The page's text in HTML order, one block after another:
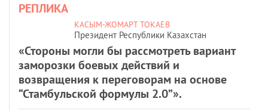
РЕПЛИКА
КАСЫМ-ЖОМАРТ ТОКАЕВ
Президент Республики Казахстан
«Стороны могли бы рассмотреть вариант
заморозки боевых действий и
возвращения к переговорам на основе
“Стамбульской формулы 2.0”».